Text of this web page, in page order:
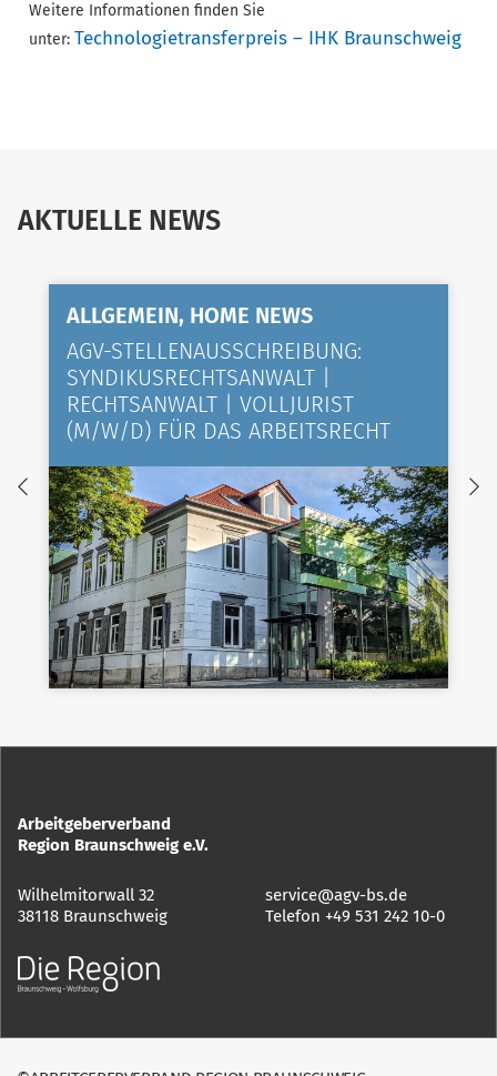
Weitere Informationen finden Sie
unter: Technologietransferpreis – IHK Braunschweig
AKTUELLE NEWS
ALLGEMEIN, HOME NEWS
AGV-STELLENAUSSCHREIBUNG:
SYNDIKUSRECHTSANWALT |
RECHTSANWALT | VOLLJURIST
(M/W/D) FÜR DAS ARBEITSRECHT
Arbeitgeberverband
Region Braunschweig e.V.
Wilhelmitorwall 32
38118 Braunschweig
service@agv-bs.de
Telefon +49 531 242 10-0